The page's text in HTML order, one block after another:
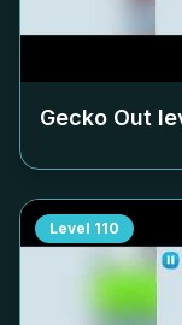
Gecko Out
Level 110